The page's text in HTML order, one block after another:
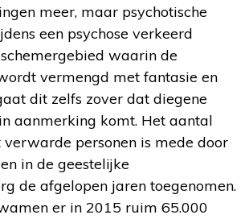
meer, maar psychotische
een psychose verkeerd
waarin de
vermengd met fantasie en
dit zelfs zover dat diegene
aanmerking komt. Het aantal
personen is mede door
in de geestelijke
de afgelopen jaren toegenomen.
er in 2015 ruim 65.000